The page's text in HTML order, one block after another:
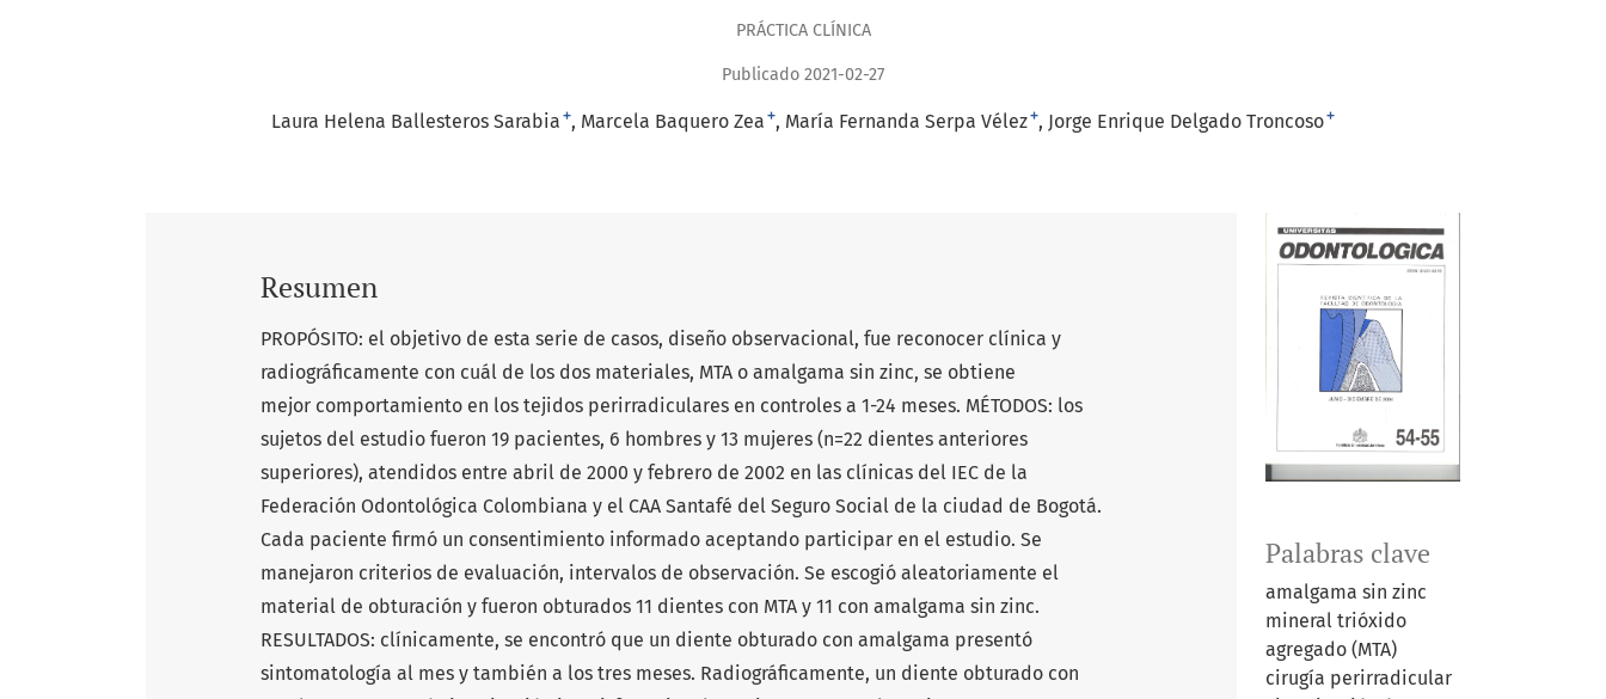
PRÁCTICA CLÍNICA
Publicado 2021-02-27
Laura Helena Ballesteros Sarabia + Marcela Baquero Zea + María Fernanda Serpa Vélez+ Jorge Enrique Delgado Troncoso+
Palabras clave
amalgama sin zinc
mineral trióxido
agregado (MTA)
cirugía perirradicular
Resumen
PROPÓSITO: el objetivo de esta serie de casos, diseño observacional, fue reconocer clínica y
radiográficamente con cuál de los dos materiales, MTA o amalgama sin zinc, se obtiene
mejor comportamiento en los tejidos perirradiculares en controles a 1-24 meses. MÉTODOS: los
sujetos del estudio fueron 19 pacientes, 6 hombres y 13 mujeres (n=22 dientes anteriores
superiores), atendidos entre abril de 2000 y febrero de 2002 en las clínicas del IEC de la
Federación Odontológica Colombiana y el CAA Santafé del Seguro Social de la ciudad de Bogotá.
Cada paciente firmó un consentimiento informado aceptando participar en el estudio. Se
manejaron criterios de evaluación, intervalos de observación. Se escogió aleatoriamente el
material de obturación y fueron obturados 11 dientes con MTA y 11 con amalgama sin zinc.
RESULTADOS: clínicamente, se encontró que un diente obturado con amalgama presentó
sintomatología al mes y también a los tres meses. Radiográficamente, un diente obturado con